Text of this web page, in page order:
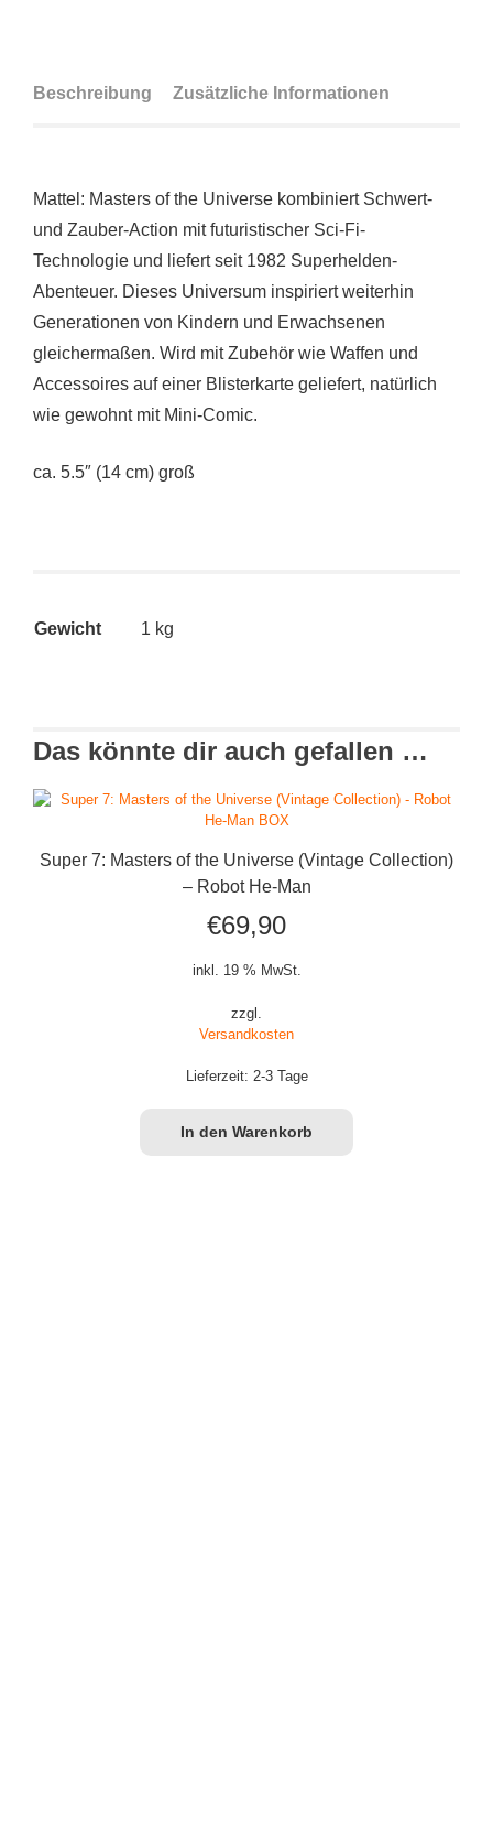
Beschreibung Zusätzliche Informationen
Mattel: Masters of the Universe kombiniert Schwert-
und Zauber-Action mit futuristischer Sci-Fi-
Technologie und liefert seit 1982 Superhelden-
Abenteuer. Dieses Universum inspiriert weiterhin
Generationen von Kindern und Erwachsenen
gleichermaßen. Wird mit Zubehör wie Waffen und
Accessoires auf einer Blisterkarte geliefert, natürlich
wie gewohnt mit Mini-Comic.
ca. 5.5″ (14 cm) groß
Gewicht 1 kg
Das könnte dir auch gefallen …
Super 7: Masters of the Universe (Vintage Collection)
– Robot He-Man
€69,90
inkl. 19 % MwSt.
zzgl.
Versandkosten
Lieferzeit: 2-3 Tage
In den Warenkorb